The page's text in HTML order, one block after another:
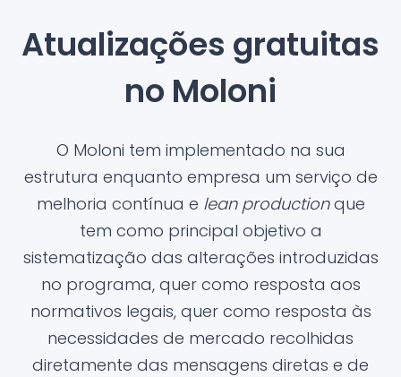
Atualizações gratuitas
no Moloni
O Moloni tem implementado na sua
estrutura enquanto empresa um serviço de
melhoria contínua e lean productionque
tem como principal objetivo a
sistematização das alterações introduzidas
no programa, quer como resposta aos
normativos legais, quer como resposta às
necessidades de mercado recolhidas
diretamente das mensagens diretas e de